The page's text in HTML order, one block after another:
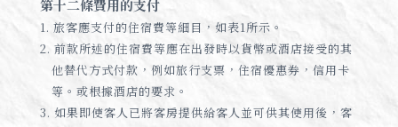
第十二條費用的支付
1. 旅客應支付的住宿費等細目，如表1所示。
2. 前款所述的住宿費等應在出發時以貨幣或酒店接受的其
他替代方式付款，例如旅行支票，住宿優惠券，信用卡
等。或根據酒店的要求。
3. 如果即使客人已將客房提供給客人並可供其使用後，客